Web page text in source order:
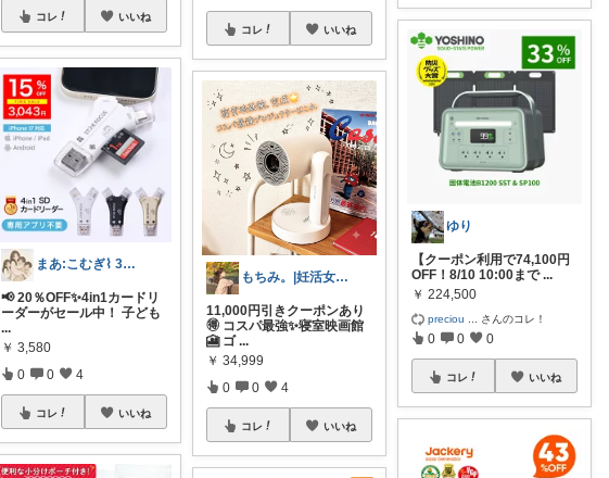
コレ いいね
まあ:こむぎ⌇ 3児のママ𓈒*⑅𓂃
📢 20％OFF✨4in1カードリ
ーダーがセール中！ 子ども
...
￥ 3,580
0 0 4
コレ いいね
コレ いいね
もちみ。|妊活女子*.°○*
11,000円引きクーポンあり
🉐 コスパ最強✨寝室映画館
🎦 ゴ ...
￥ 34,999
0 0 4
コレ いいね
ゆり
【クーポン利用で74,100円
OFF！8/10 10:00まで ...
￥ 224,500
preciou さんのコレ！
0 0 0
コレ いいね